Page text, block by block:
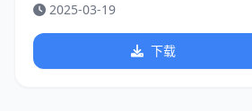
2025-03-19
下载